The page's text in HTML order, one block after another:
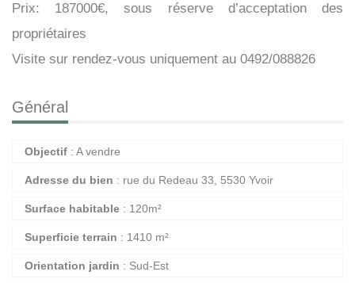
Prix: 187000€, sous réserve d’acceptation des
propriétaires
Visite sur rendez-vous uniquement au 0492/088826
Général
Objectif : A vendre
Adresse du bien : rue du Redeau 33, 5530 Yvoir
Surface habitable : 120m²
Superficie terrain : 1410 m²
Orientation jardin : Sud-Est